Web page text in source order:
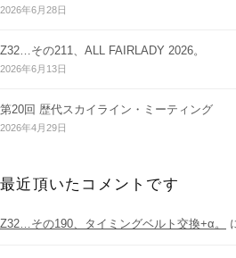
2026年6月28日
Z32…その211、ALL FAIRLADY 2026。
2026年6月13日
第20回 歴代スカイライン・ミーティング
2026年4月29日
最近頂いたコメントです
Z32…その190、タイミングベルト交換+α。